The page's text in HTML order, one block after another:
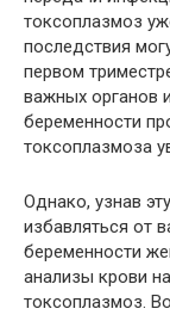
токсоплазмоз
последствия
первом
важных органов
беременности
токсоплазмоза
Однако, узнав
избавляться от
беременности
анализы крови
токсоплазмоз.